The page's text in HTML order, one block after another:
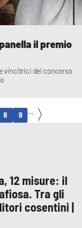
il premio
vincitrici del concorso
8 9 ...
12 misure: il
Tra gli
cosentini |